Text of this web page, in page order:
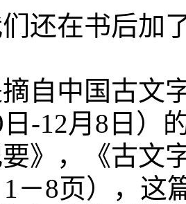
还在书后加
自中国古文
日-12月8日）
》，《古文
1－8页），这